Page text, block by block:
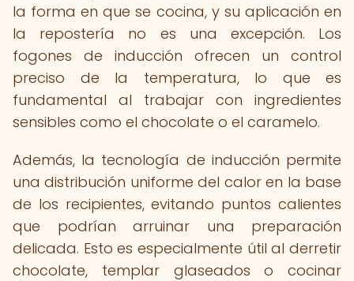
la forma en que se cocina, y su aplicación en
la repostería no es una excepción. Los
fogones de inducción ofrecen un control
preciso de la temperatura, lo que es
fundamental al trabajar con ingredientes
sensibles como el chocolate o el caramelo.
Además, la tecnología de inducción permite
una distribución uniforme del calor en la base
de los recipientes, evitando puntos calientes
que podrían arruinar una preparación
delicada. Esto es especialmente útil al derretir
chocolate, templar glaseados o cocinar